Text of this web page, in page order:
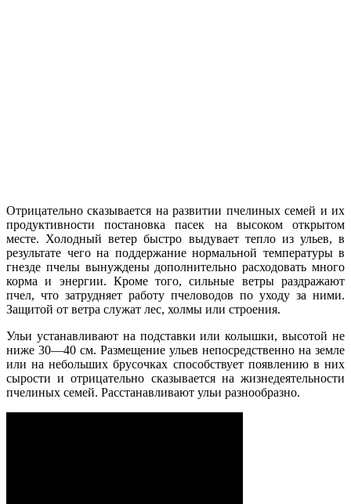
Отрицательно сказывается на развитии пчелиных семей и их
продуктивности постановка пасек на высоком открытом
месте. Холодный ветер быстро выдувает тепло из ульев, в
результате чего на поддержание нормальной температуры в
гнезде пчелы вынуждены дополнительно расходовать много
корма и энергии. Кроме того, сильные ветры раздражают
пчел, что затрудняет работу пчеловодов по уходу за ними.
Защитой от ветра служат лес, холмы или строения.
Ульи устанавливают на подставки или колышки, высотой не
ниже 30—40 см. Размещение ульев непосредственно на земле
или на небольших брусочках способствует появлению в них
сырости и отрицательно сказывается на жизнедеятельности
пчелиных семей. Расстанавливают ульи разнообразно.